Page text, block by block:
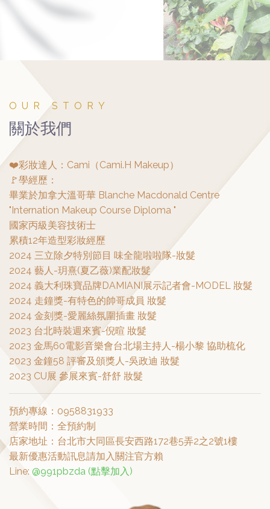
OUR STORY
關於我們
❤️彩妝達人：Cami（Cami.H Makeup）
🚩學經歷：
畢業於加拿大溫哥華 Blanche Macdonald Centre
"Internation Makeup Course Diploma "
國家丙級美容技術士
累積12年造型彩妝經歷
2024 三立除夕特別節目 味全龍啦啦隊-妝髮
2024 藝人-玥熹(夏乙薇)業配妝髮
2024 義大利珠寶品牌DAMIANI展示記者會-MODEL 妝髮
2024 走鐘獎-有特色的帥哥成員 妝髮
2024 金刻獎-愛麗絲氛圍插畫 妝髮
2023 台北時裝週來賓-倪暄 妝髮
2023 金馬60電影音樂會台北場主持人-楊小黎 協助梳化
2023 金鐘58 評審及頒獎人-吳政迪 妝髮
2023 CU展 參展來賓-舒舒 妝髮
預約專線：0958831933
營業時間：全預約制
店家地址：台北市大同區長安西路172巷5弄2之2號1樓
最新優惠活動訊息請加入關注官方賴
Line: @991pbzda (點擊加入)